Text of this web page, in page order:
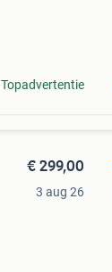
Topadvertentie
€ 299,00
3 aug 26